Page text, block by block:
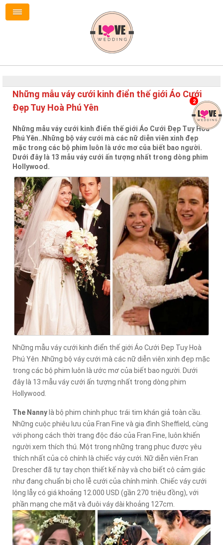
Những mẫu váy cưới kinh điển thế giới Áo Cưới
Đẹp Tuy Hoà Phú Yên
Những mẫu váy cưới kinh điển thế giới Áo Cưới Đẹp Tuy Hoà
Phú Yên..Những bộ váy cưới mà các nữ diễn viên xinh đẹp
mặc trong các bộ phim luôn là ước mơ của biết bao người.
Dưới đây là 13 mẫu váy cưới ấn tượng nhất trong dòng phim
Hollywood.
Những mẫu váy cưới kinh điển thế giới Áo Cưới Đẹp Tuy Hoà
Phú Yên .Những bộ váy cưới mà các nữ diễn viên xinh đẹp mặc
trong các bộ phim luôn là ước mơ của biết bao người. Dưới
đây là 13 mẫu váy cưới ấn tượng nhất trong dòng phim
Hollywood.
The Nannylà bộ phim chinh phục trái tim khán giả toàn cầu.
Những cuộc phiêu lưu của Fran Fine và gia đình Sheffield, cùng
với phong cách thời trang độc đáo của Fran Fine, luôn khiến
người xem thích thú. Một trong những trang phục được yêu
thích nhất của cô chính là chiếc váy cưới. Nữ diễn viên Fran
Drescher đã tự tay chọn thiết kế này và cho biết cô cảm giác
như đang chuẩn bị cho lễ cưới của chính mình. Chiếc váy cưới
lộng lẫy có giá khoảng 12.000 USD (gần 270 triệu đồng), với
phần mạng che mặt và đuôi váy dài khoảng 127cm.
2